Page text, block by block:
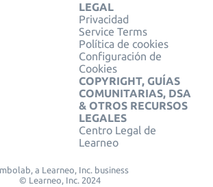
LEGAL
Privacidad
Service Terms
Política de cookies
Configuración de
Cookies
COPYRIGHT, GUÍAS
COMUNITARIAS, DSA
& OTROS RECURSOS
LEGALES
Centro Legal de
Learneo
a Learneo, Inc. business
© Learneo, Inc. 2024